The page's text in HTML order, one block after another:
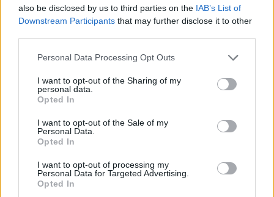
also be disclosed by us to third parties on the IAB’s List of
Downstream Participants that may further disclose it to other
Personal Data Processing Opt Outs
I want to opt-out of the Sharing of my
personal data.
Opted In
I want to opt-out of the Sale of my
Personal Data.
Opted In
I want to opt-out of processing my
Personal Data for Targeted Advertising.
Opted In
sostanze organiche (in particolare zuccheri,
carni, e altre sostanze proteiche) fortemente
attrattive per api, vespe e calabroni;
mantenere la calma e non tentare mai di
possono indurre l’insetto a pungere. Cosa
fare in caso di puntura: in caso di puntura
pungiglione, aiutandosi con una pinzetta;
applicare del ghiaccio per ridurre
reazione è estesa utilizzare subito un
cortisonico e un antistaminico. Se la reazione